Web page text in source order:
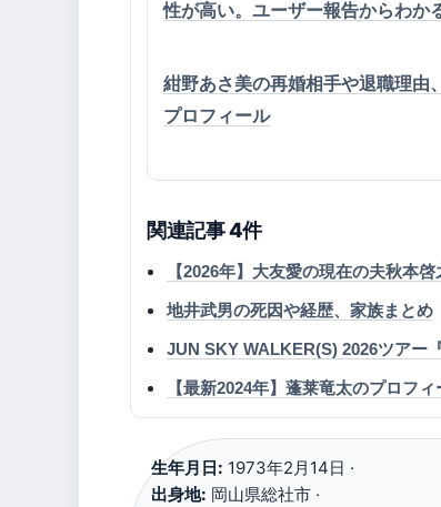
性が高い。ユーザー報告からわか
紺野あさ美の再婚相手や退職理由
プロフィール
関連記事 4件
【2026年】大友愛の現在の夫秋本
地井武男の死因や経歴、家族まとめ
JUN SKY WALKER(S) 2026ツアー
【最新2024年】蓬莱竜太のプロフ
生年月日: 1973年2月14日 ·
出身地: 岡山県総社市 ·